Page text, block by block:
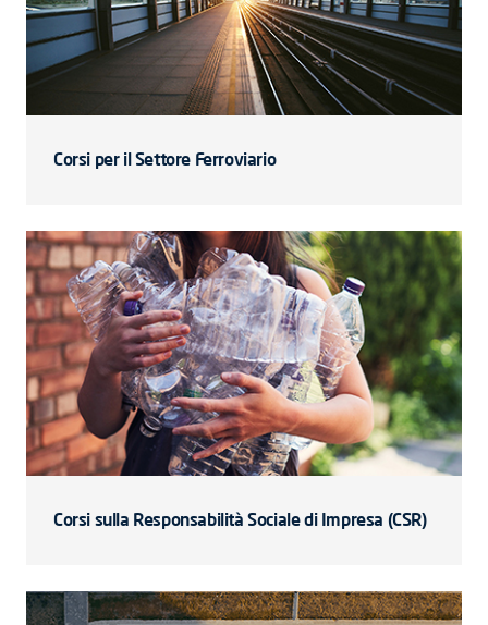
Corsi per il Settore Ferroviario
Corsi sulla Responsabilità Sociale di Impresa (CSR)